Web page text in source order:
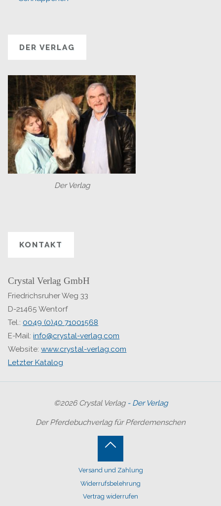
DER VERLAG
Der Verlag
KONTAKT
Crystal Verlag GmbH
Friedrichsruher Weg 33
D-21465 Wentorf
Tel.: 0049 (0)40 71001568
E-Mail:info@crystal-verlag.com
Website:www.crystal-verlag.com
Letzter Katalog
©2026 Crystal Verlag - Der Verlag
Der Pferdebuchverlag für Pferdemenschen
Versand und Zahlung
Widerrufsbelehrung
Vertrag widerrufen
Back
to
Top